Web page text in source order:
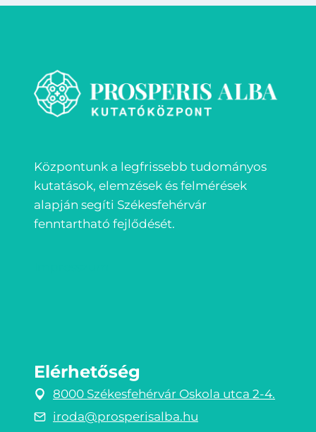
Központunk a legfrissebb tudományos
kutatások, elemzések és felmérések
alapján segíti Székesfehérvár
fenntartható fejlődését.
Elérhetőség
8000 Székesfehérvár Oskola utca 2-4.
iroda@prosperisalba.hu